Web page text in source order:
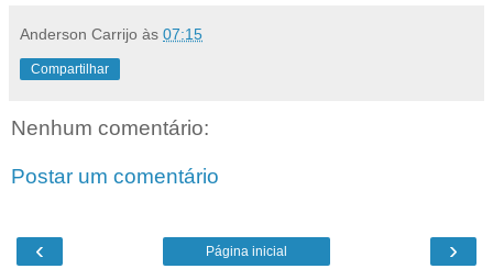
Anderson Carrijo às 07:15
Compartilhar
Nenhum comentário:
Postar um comentário
‹ ›
Página inicial